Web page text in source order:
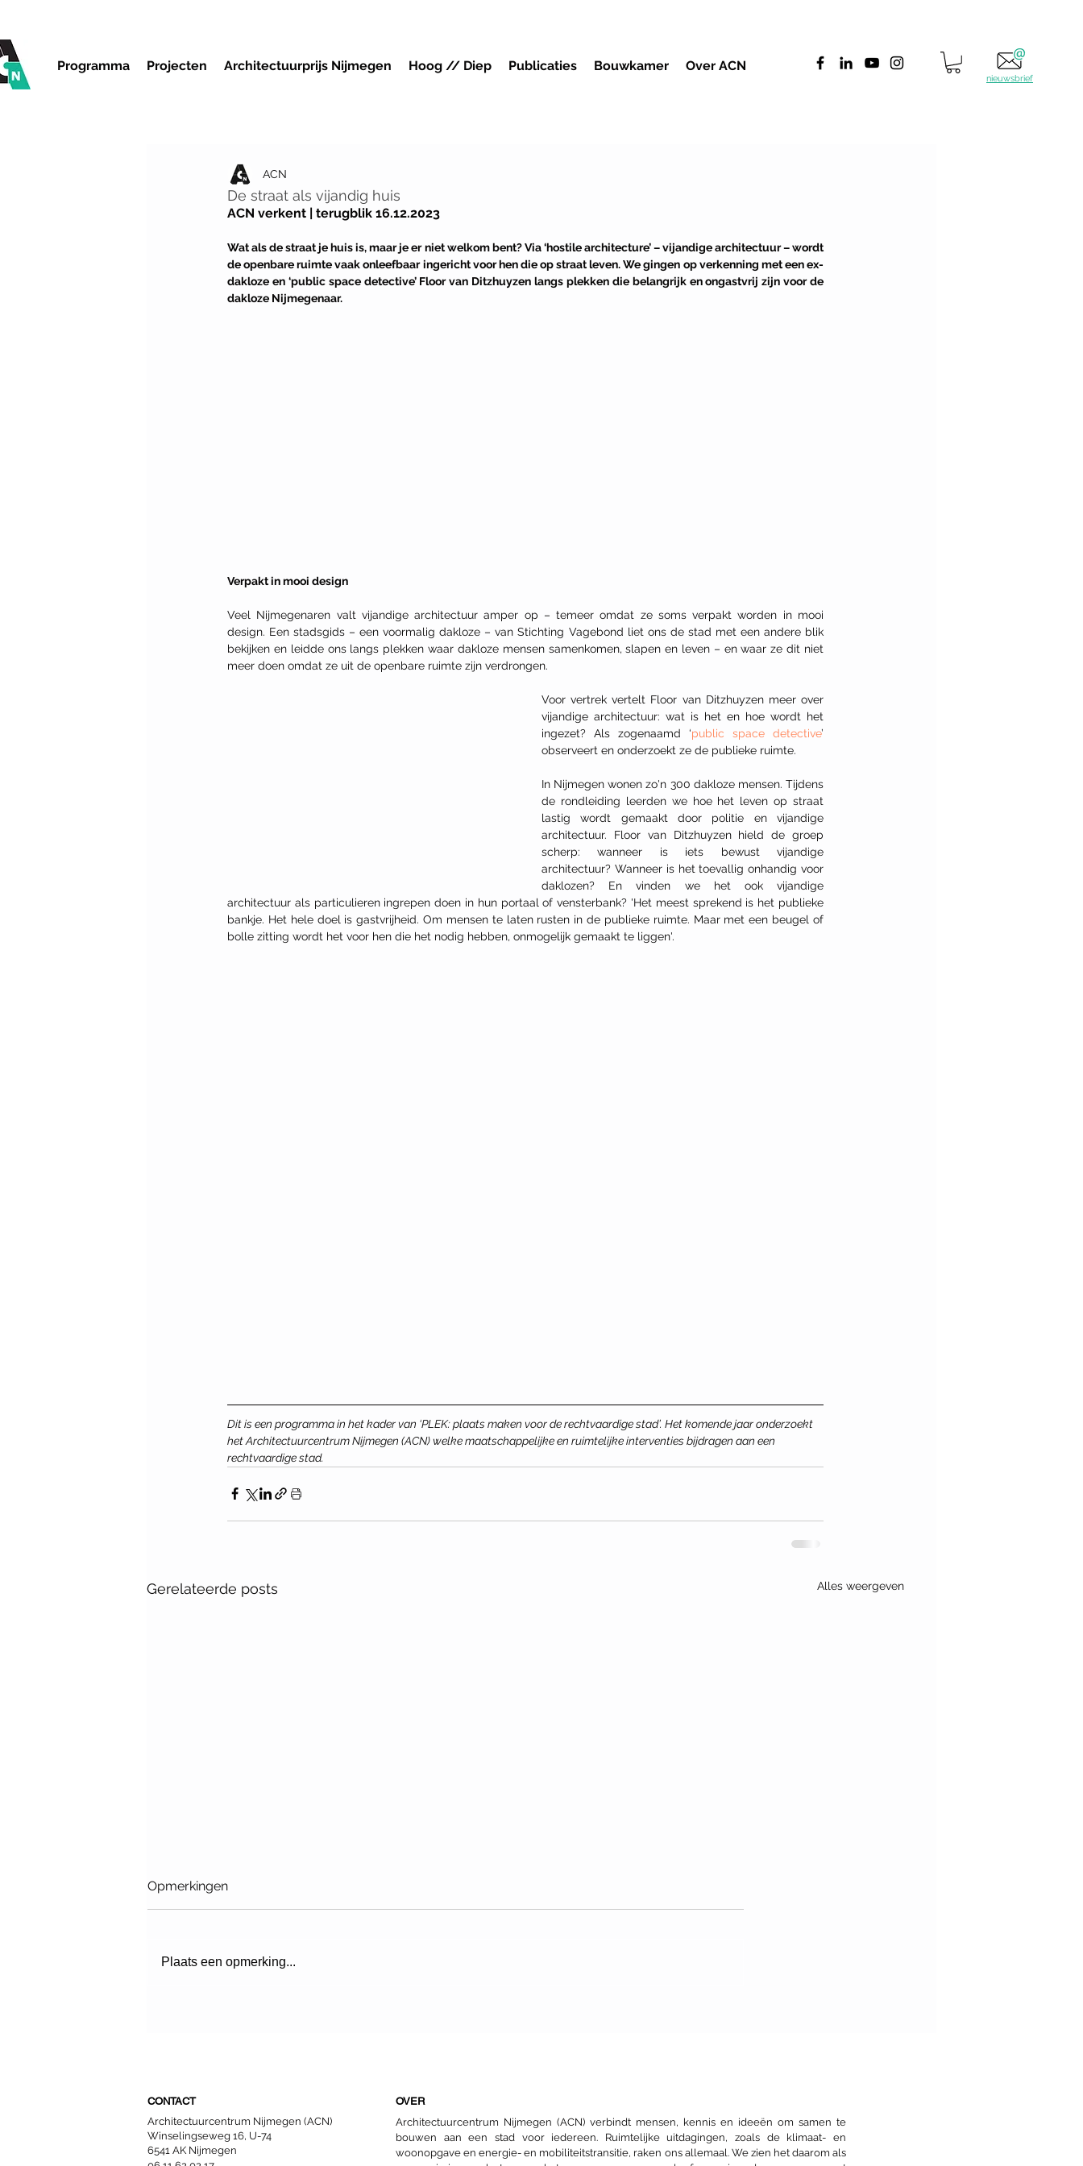
Programma Projecten Architectuurprijs Nijmegen Hoog // Diep Publicaties Bouwkamer Over ACN
nieuwsbrief
De straat als vijandig huis
ACN
ACN verkent | terugblik 16.12.2023
Wat als de straat je huis is, maar je er niet welkom bent? Via ‘hostile architecture’ – vijandige architectuur – wordt
de openbare ruimte vaak onleefbaar ingericht voor hen die op straat leven. We gingen op verkenning met een ex-
dakloze en ‘public space detective’ Floor van Ditzhuyzen langs plekken die belangrijk en ongastvrij zijn voor de
dakloze Nijmegenaar.
Verpakt in mooi design
Veel Nijmegenaren valt vijandige architectuur amper op – temeer omdat ze soms verpakt worden in mooi
design. Een stadsgids – een voormalig dakloze – van Stichting Vagebond liet ons de stad met een andere blik
bekijken en leidde ons langs plekken waar dakloze mensen samenkomen, slapen en leven – en waar ze dit niet
meer doen omdat ze uit de openbare ruimte zijn verdrongen.
Voor vertrek vertelt Floor van Ditzhuyzen meer over
vijandige architectuur: wat is het en hoe wordt het
ingezet? Als zogenaamd ‘public space detective’
observeert en onderzoekt ze de publieke ruimte.
In Nijmegen wonen zo'n 300 dakloze mensen. Tijdens
de rondleiding leerden we hoe het leven op straat
lastig wordt gemaakt door politie en vijandige
architectuur. Floor van Ditzhuyzen hield de groep
scherp: wanneer is iets bewust vijandige
architectuur? Wanneer is het toevallig onhandig voor
daklozen? En vinden we het ook vijandige
architectuur als particulieren ingrepen doen in hun portaal of vensterbank? 'Het meest sprekend is het publieke
bankje. Het hele doel is gastvrijheid. Om mensen te laten rusten in de publieke ruimte. Maar met een beugel of
bolle zitting wordt het voor hen die het nodig hebben, onmogelijk gemaakt te liggen'.
Dit is een programma in het kader van ‘PLEK: plaats maken voor de rechtvaardige stad’. Het komende jaar onderzoekt
het Architectuurcentrum Nijmegen (ACN) welke maatschappelijke en ruimtelijke interventies bijdragen aan een
rechtvaardige stad.
Gerelateerde posts Alles weergeven
Opmerkingen
Plaats een opmerking...
CONTACT
OVER
Architectuurcentrum Nijmegen (ACN)
Winselingseweg 16, U-74
6541 AK Nijmegen
Architectuurcentrum Nijmegen (ACN) verbindt mensen, kennis en ideeën om samen te
bouwen aan een stad voor iedereen. Ruimtelijke uitdagingen, zoals de klimaat- en
woonopgave en energie- en mobiliteitstransitie, raken ons allemaal. We zien het daarom als